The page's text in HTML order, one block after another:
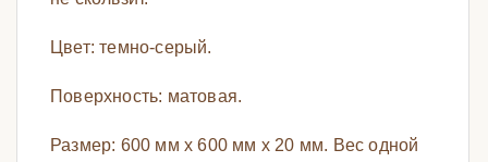
Цвет: темно-серый.
Поверхность: матовая.
Размер: 600 мм х 600 мм х 20 мм. Вес одной